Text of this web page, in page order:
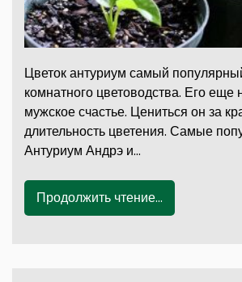
Цветок антуриум самый
комнатного цветоводства. Его еще
мужское счастье. Цениться он за
длительность цветения. Самые
Антуриум Андрэ и…
Продолжить чтение...